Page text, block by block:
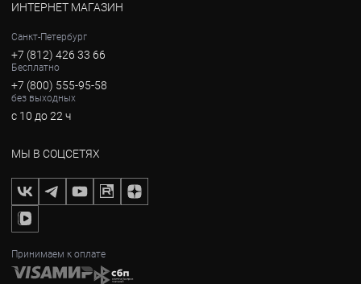
ИНТЕРНЕТ МАГАЗИН
Санкт-Петербург
+7 (812) 426 33 66
Бесплатно
+7 (800) 555-95-58
без выходных
с 10 до 22 ч
МЫ В СОЦСЕТЯХ
Принимаем к оплате